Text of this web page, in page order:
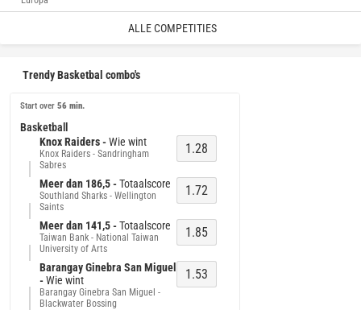
ALLE COMPETITIES
Trendy Basketbal combo's
Start over 56 min.
Basketball
Knox Raiders -Wie wint
Knox Raiders - Sandringham
Sabres
1.28
Meer dan 186,5 -Totaalscore
Southland Sharks - Wellington
Saints
1.72
Meer dan 141,5 -Totaalscore
Taiwan Bank - National Taiwan
University of Arts
1.85
Barangay Ginebra San Miguel
-Wie wint
Barangay Ginebra San Miguel -
Blackwater Bossing
1.53